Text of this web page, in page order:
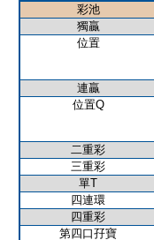
彩池
獨贏
位置
連贏
位置Q
二重彩
三重彩
單T
四連環
四重彩
第四口孖寶